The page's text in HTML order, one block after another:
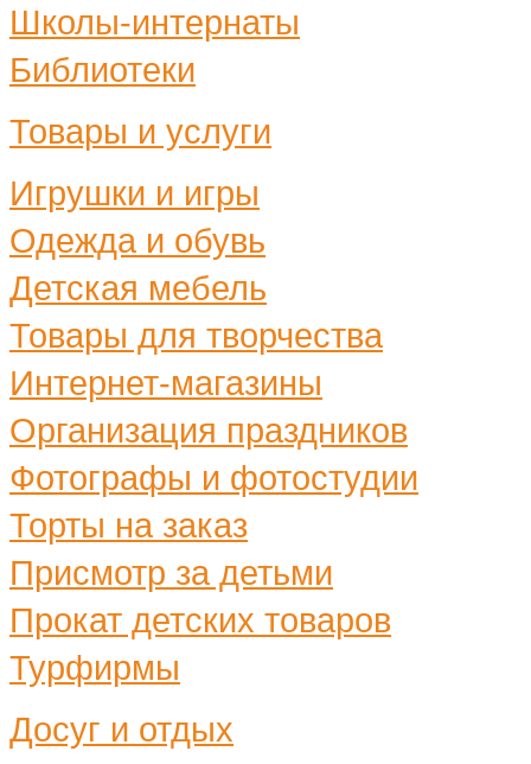
Школы-интернаты
Библиотеки
Товары и услуги
Игрушки и игры
Одежда и обувь
Детская мебель
Товары для творчества
Интернет-магазины
Организация праздников
Фотографы и фотостудии
Торты на заказ
Присмотр за детьми
Прокат детских товаров
Турфирмы
Досуг и отдых